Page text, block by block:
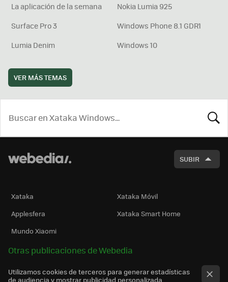
La aplicación de la semana
Nokia Lumia 925
Surface Pro 3
Windows Phone 8.1 GDR1
Lumia Denim
Windows 10
VER MÁS TEMAS
SUBIR
Xataka
Xataka Móvil
Applesfera
Xataka Smart Home
Mundo Xiaomi
Otras publicaciones de Webedia
Utilizamos cookies de terceros para generar estadísticas
de audiencia y mostrar publicidad personalizada